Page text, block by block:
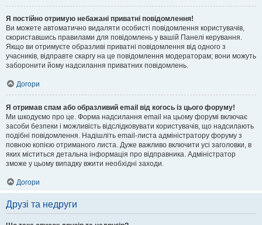
Я постійно отримую небажані приватні повідомлення!
Ви можете автоматично видаляти особисті повідомлення користувачів,
скориставшись правилами для повідомлень у вашій Панелі керування.
Якщо ви отримуєте образливі приватні повідомлення від одного з
учасників, відправте скаргу на це повідомлення модераторам; вони можуть
заборонити йому надсилання приватних повідомлень.
Догори
Я отримав спам або образливий email від когось із цього форуму!
Ми шкодуємо про це. Форма надсилання email на цьому форумі включає
засоби безпеки і можливість відслідковувати користувачів, що надсилають
подібні повідомлення. Надішліть email-листа адміністратору форуму з
повною копією отриманого листа. Дуже важливо включити усі заголовки, в
яких міститься детальна інформація про відправника. Адміністратор
зможе у цьому випадку вжити необхідні заходи.
Догори
Друзі та недруги